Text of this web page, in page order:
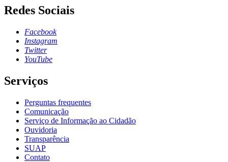
Redes Sociais
Facebook
Instagram
Twitter
YouTube
Serviços
Perguntas frequentes
Comunicação
Serviço de Informação ao Cidadão
Ouvidoria
Transparência
SUAP
Contato